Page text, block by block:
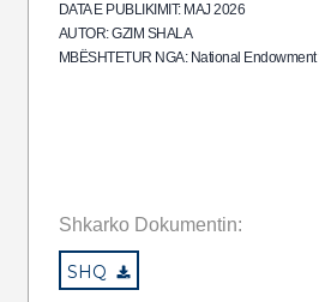
DATA E PUBLIKIMIT: MAJ 2026
AUTOR: GZIM SHALA
MBËSHTETUR NGA: National
Shkarko Dokumentin:
SHQ